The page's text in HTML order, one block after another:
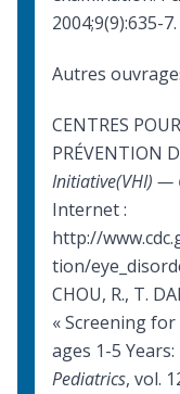
2004;9(9):635-7.
Autres
CENTRES
PRÉVENTION
Initiative(VHI) —
Internet :
http://
tion/
CHOU, R., T.
« Screening
ages 1-5
Pediatrics, vol.